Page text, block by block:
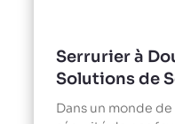
Serrurier à
Solutions de
Dans un monde